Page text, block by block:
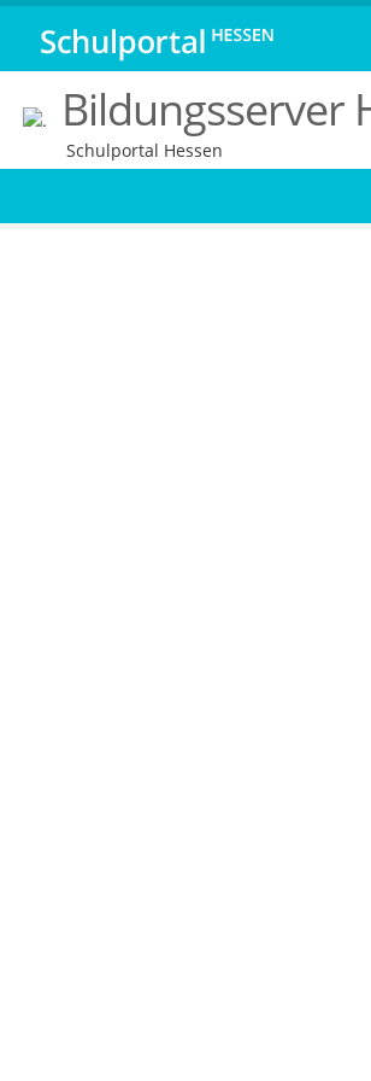
Bildungsserver
Schulportal Hessen